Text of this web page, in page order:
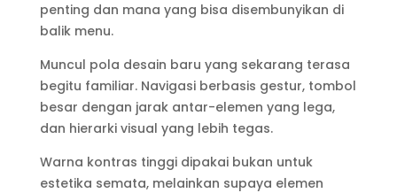
penting dan mana yang bisa disembunyikan di
balik menu.
Muncul pola desain baru yang sekarang terasa
begitu familiar. Navigasi berbasis gestur, tombol
besar dengan jarak antar-elemen yang lega,
dan hierarki visual yang lebih tegas.
Warna kontras tinggi dipakai bukan untuk
estetika semata, melainkan supaya elemen